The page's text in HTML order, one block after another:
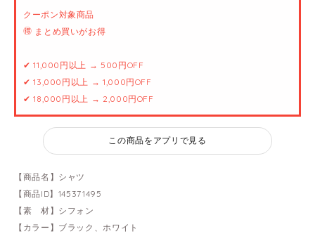
クーポン対象商品
🉐 まとめ買いがお得
✔ 11,000円以上 → 500円OFF
✔ 13,000円以上 → 1,000円OFF
✔ 18,000円以上 → 2,000円OFF
この商品をアプリで見る
【商品名】シャツ
【商品ID】145371495
【素 材】シフォン
【カラー】ブラック、ホワイト